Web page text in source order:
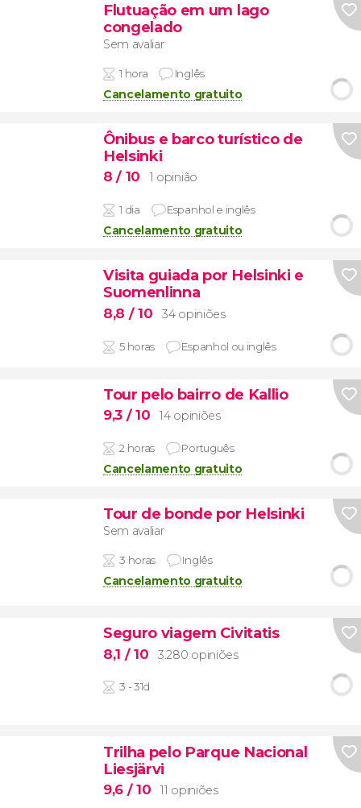
Flutuação em um lago
congelado
Sem avaliar
1 hora Inglês
Cancelamento gratuito
Ônibus e barco turístico de
Helsinki
8/ 10 1 opinião
1 dia Espanhol e inglês
Cancelamento gratuito
Visita guiada por Helsinki e
Suomenlinna
8,8 / 10 34 opiniões
5 horas Espanhol ou inglês
Tour pelo bairro de Kallio
9,3 / 10 14 opiniões
2 horas Português
Cancelamento gratuito
Tour de bonde por Helsinki
Sem avaliar
3 horas Inglês
Cancelamento gratuito
Seguro viagem Civitatis
8,1 / 10 3.280 opiniões
3 - 31d
Trilha pelo Parque Nacional
Liesjärvi
9,6 / 10 11 opiniões